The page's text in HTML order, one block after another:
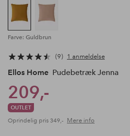
Farve: Guldbrun
9 1 anmeldelse
Ellos Home Pudebetræk Jenna
209,-
OUTLET
Oprindelig pris 349,- Mere info